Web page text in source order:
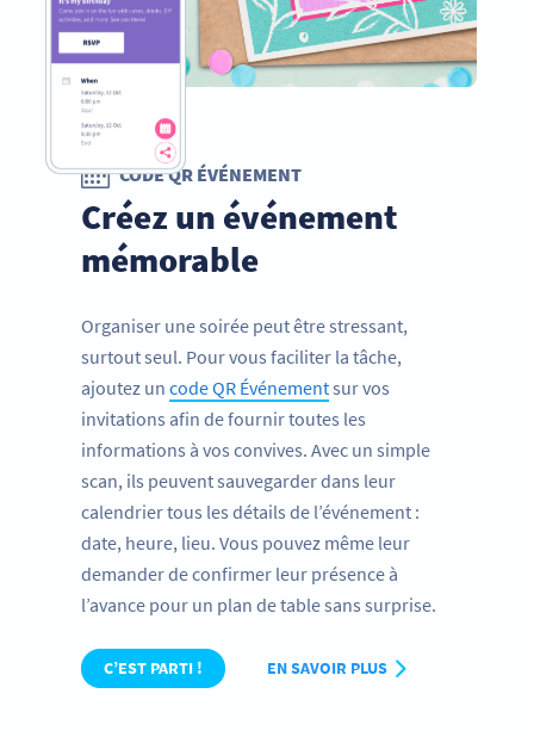
CODE QR ÉVÉNEMENT
Créez un événement
mémorable
Organiser une soirée peut être stressant,
surtout seul. Pour vous faciliter la tâche,
ajoutez un code QR Événementsur vos
invitations afin de fournir toutes les
informations à vos convives. Avec un simple
scan, ils peuvent sauvegarder dans leur
calendrier tous les détails de l’événement :
date, heure, lieu. Vous pouvez même leur
demander de confirmer leur présence à
l’avance pour un plan de table sans surprise.
C’EST PARTI ! EN SAVOIR PLUS